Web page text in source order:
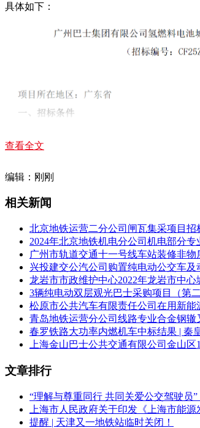
具体如下：
查看全文
编辑：刚刚
相关新闻
北京地铁运营二分公司闸瓦集采项目招
2024年北京地铁机电分公司机电部分
广州市轨道交通十一号线车站装修非
兴投建交公汽公司购置纯电动公交车
龙岩市市政维护中心2022年龙岩市中
3辆纯电动双层观光巴士采购项目（第
松原市公共汽车有限责任公司在用新
青岛地铁运营分公司线路专业合金钢
春罗铁路大功率内燃机车中标结果 | 秦
上海金山巴士公共交通有限公司金山
文章排行
“理解与尊重同行 共同关爱公交驾驶员
上海市人民政府关于印发《上海市能
提醒 | 天津又一地铁站临时关闭！